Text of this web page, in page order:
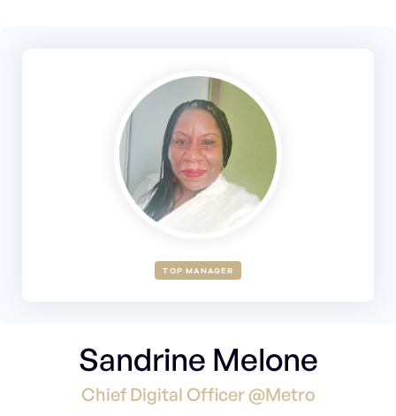
TOP MANAGER
Sandrine Melone
Chief Digital Officer @Metro